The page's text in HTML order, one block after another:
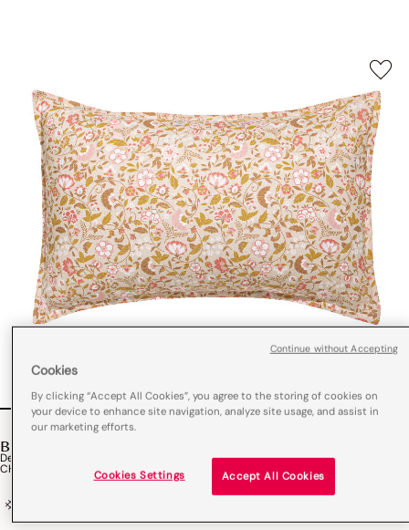
BOHÈME
Dekorativer Kissenbezug Bohème Baumwolle, Leinen
CHF 25,00
Cookies
By clicking “Accept All Cookies”, you agree to the storing of cookies on
your device to enhance site navigation, analyze site usage, and assist in
our marketing efforts.
Accept All Cookies
Cookies Settings
Continue without Accepting